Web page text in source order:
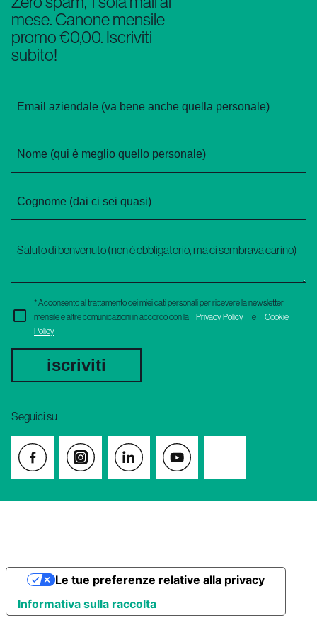
mese. Canone mensile
promo €0,00. Iscriviti
subito!
Seguici su
* Acconsento al trattamento dei miei dati personali per ricevere la newsletter
mensile e altre comunicazioni in accordo con la
Privacy Policy e
Cookie
Policy
iscriviti
Informativa sulla raccolta
Le tue preferenze relative alla privacy